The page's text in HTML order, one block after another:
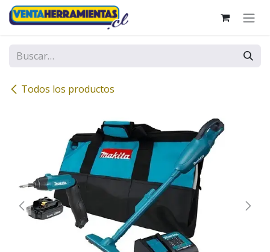
Ir al contenido
Todos los productos